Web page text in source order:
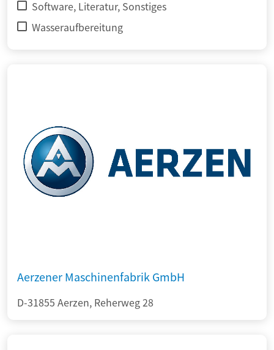
Software, Literatur, Sonstiges
Wasseraufbereitung
Aerzener Maschinenfabrik GmbH
D-31855 Aerzen, Reherweg 28